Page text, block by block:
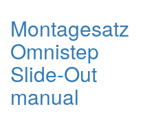
Montagesatz
Omnistep
Slide-Out
manual